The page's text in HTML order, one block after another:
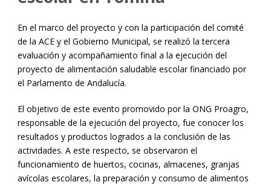
En el marco del proyecto y con la participación del comité
de la ACE y el Gobierno Municipal, se realizó la tercera
evaluación y acompañamiento final a la ejecución del
proyecto de alimentación saludable escolar financiado por
el Parlamento de Andalucía.
El objetivo de este evento promovido por la ONG Proagro,
responsable de la ejecución del proyecto, fue conocer los
resultados y productos logrados a la conclusión de las
actividades. A este respecto, se observaron el
funcionamiento de huertos, cocinas, almacenes, granjas
avícolas escolares, la preparación y consumo de alimentos